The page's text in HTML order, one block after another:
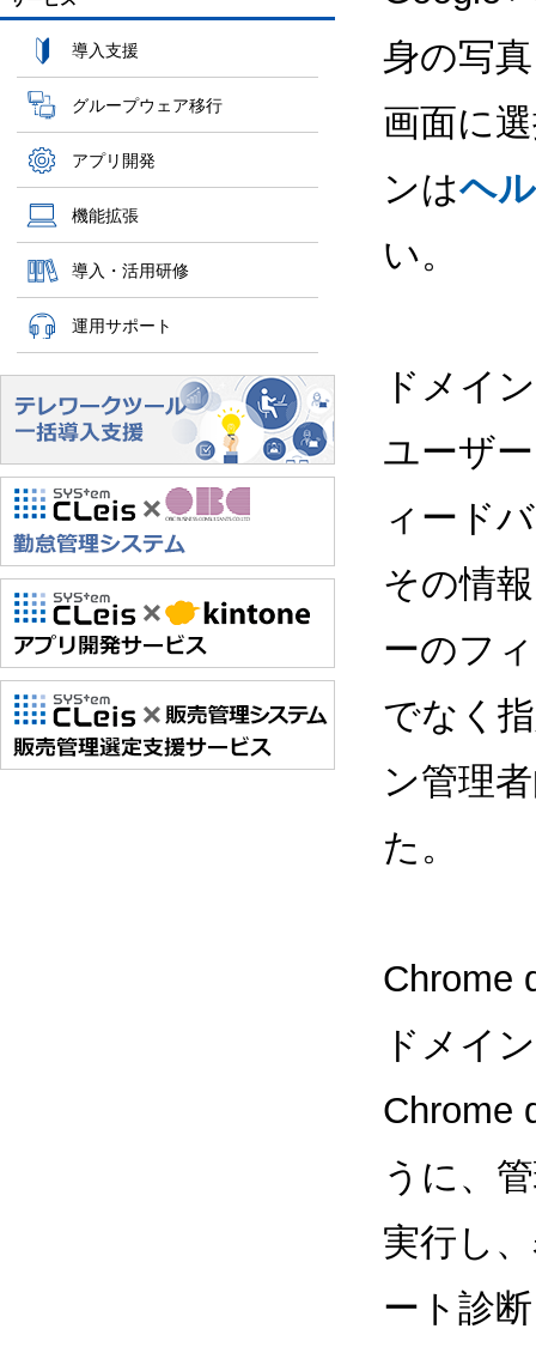
導入支援
グループウェア移行
アプリ開発
機能拡張
導入・活用研修
運用サポート
身の写
画面に
ンはヘ
い。
ドメイ
ユーザ
ィード
その情
ーのフ
でなく
ン管理
た。
Chrome
ドメイ
Chrome
うに、
実行し
ート診